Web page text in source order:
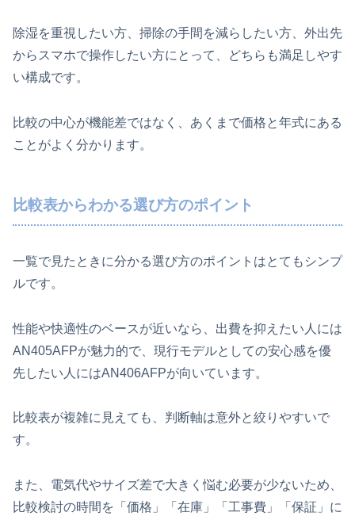
除湿を重視したい方、掃除の手間を減らしたい方、外出先
からスマホで操作したい方にとって、どちらも満足しやす
い構成です。
比較の中心が機能差ではなく、あくまで価格と年式にある
ことがよく分かります。
比較表からわかる選び方のポイント
一覧で見たときに分かる選び方のポイントはとてもシンプ
ルです。
性能や快適性のベースが近いなら、出費を抑えたい人には
AN405AFPが魅力的で、現行モデルとしての安心感を優
先したい人にはAN406AFPが向いています。
比較表が複雑に見えても、判断軸は意外と絞りやすいで
す。
また、電気代やサイズ差で大きく悩む必要が少ないため、
比較検討の時間を「価格」「在庫」「工事費」「保証」に